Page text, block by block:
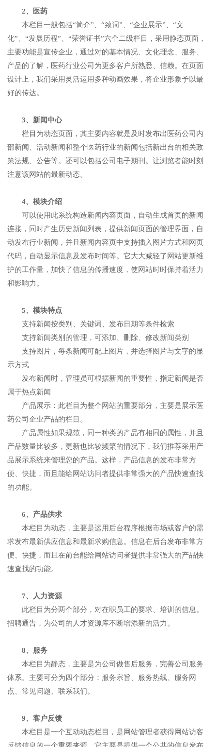
2、医药
本栏目一般包括“简介”、“致词”、“企业展示”、“文
化”、“发展历程”、“荣誉证书”六个二级栏目，采用静态页面，
主要功能是宣传企业，通过对的基本情况、文化理念、服务、
产品的了解，医药行业公司为更多客户所熟悉、信赖。在页面
设计上，我们采用灵活运用多种动画效果，将企业形象予以最
好的传达。
3、新闻中心
栏目为动态页面，其主要内容就是及时发布出医药公司内
部新闻、活动新闻和整个医药行业的新闻包括新出台的相关政
策法规、公告等。还可以包括公司电子期刊。让浏览者能时刻
注意该网站的最新动态。
4、模块介绍
可以使用此系统构造新闻内容页面，自动生成首页的新闻
连接，同时产生历史新闻列表，提供新闻页面的管理界面，自
动发布行业新闻，并且新闻内容页中支持插入图片方式和网页
代码，自动显示信息及发布时间等。它大大减轻了网站更新维
护的工作量，加快了信息的传播速度，使网站时时保持着活力
和影响力。
5、模块特点
支持新闻按类别、关键词、发布日期等条件检索
支持新闻类别的管理，可添加、删除、修改新闻类别
支持图片，每条新闻可配上图片，并选择图片与文字的显
示方式
发布新闻时，管理员可根据新闻的重要性，指定新闻是否
属于热点新闻
产品展示：此栏目为整个网站的重要部分，主要是展示医
药公司企业产品的栏目。
产品属性如果规范，同一种类的产品有相同的属性，并且
产品数量比较多，更新也比较频繁的情况下，我们推荐采用产
品展示系统来管理您的产品。这样，产品信息的发布非常方
便、快捷，而且能给网站访问者提供非常强大的产品快速查找
的功能。
6、产品供求
本栏目为动态，主要是运用后台程序根据市场或客户的需
求发布最新供应信息和最新求购信息。信息在后台发布非常方
便、快捷，而且在前台能给网站访问者提供非常强大的产品快
速查找的功能。
7、人力资源
此栏目为分两个部分，对在职员工的要求、培训的信息。
招聘通告，为公司的人才资源库不断增添新的活力。
8、服务
本栏目为静态，主要是为公司做售后服务，完善公司服务
体系。主要可分为四个部分：服务宗旨、服务热线、服务网
点、常见问题、联系我们。
9、客户反馈
本栏目是一个互动动态栏目，是网站管理者获得网站访客